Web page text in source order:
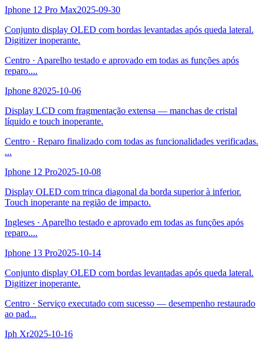
Iphone 12 Pro Max2025-09-30
Conjunto display OLED com bordas levantadas após queda lateral.
Digitizer inoperante.
Centro · Aparelho testado e aprovado em todas as funções após
reparo....
Iphone 82025-10-06
Display LCD com fragmentação extensa — manchas de cristal
líquido e touch inoperante.
Centro · Reparo finalizado com todas as funcionalidades verificadas.
...
Iphone 12 Pro2025-10-08
Display OLED com trinca diagonal da borda superior à inferior.
Touch inoperante na região de impacto.
Ingleses · Aparelho testado e aprovado em todas as funções após
reparo....
Iphone 13 Pro2025-10-14
Conjunto display OLED com bordas levantadas após queda lateral.
Digitizer inoperante.
Centro · Serviço executado com sucesso — desempenho restaurado
ao pad...
Iph Xr2025-10-16